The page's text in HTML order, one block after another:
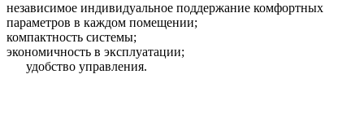
независимое индивидуальное поддержание комфортных
параметров в каждом помещении;
компактность системы;
экономичность в эксплуатации;
удобство управления.